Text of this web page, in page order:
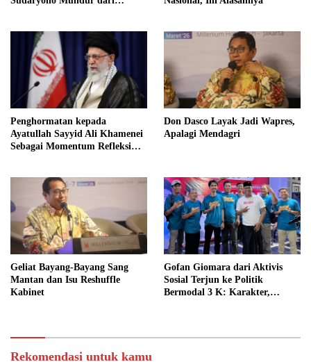
Independensi Badan Gizi
Nasional
Penghormatan kepada
Ayatullah Sayyid Ali Khamenei
Sebagai Momentum Refleksi
bagi Indonesia
Don Dasco Layak Jadi Wapres,
Apalagi Mendagri
Geliat Bayang-Bayang Sang
Mantan dan Isu Reshuffle
Kabinet
Gofan Giomara dari Aktivis
Sosial Terjun ke Politik
Bermodal 3 K: Karakter,
Rekomendasi untuk kamu